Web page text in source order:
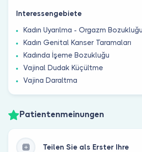
Interessengebiete
Kadın Uyarılma - Orgazm Bozukluğu
Kadın Genital Kanser Taramaları
Kadında İşeme Bozukluğu
Vajinal Dudak Küçültme
Vajina Daraltma
Patientenmeinungen
Teilen Sie als Erster Ihre